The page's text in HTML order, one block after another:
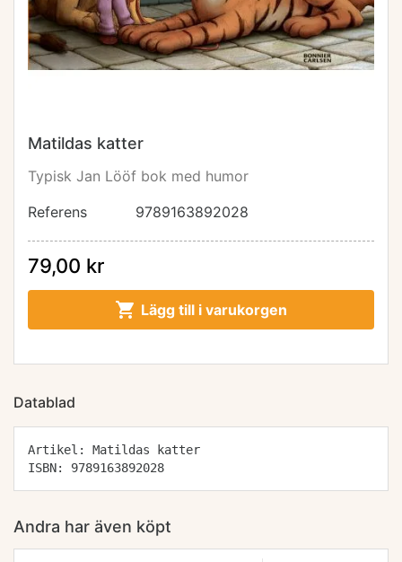
Matildas katter
Typisk Jan Lööf bok med humor
Referens
9789163892028
79,00 kr
 Lägg till i varukorgen
Datablad
Artikel: Matildas katter
ISBN: 9789163892028
Andra har även köpt